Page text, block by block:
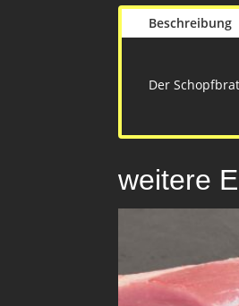
Beschreibung
Der
weitere